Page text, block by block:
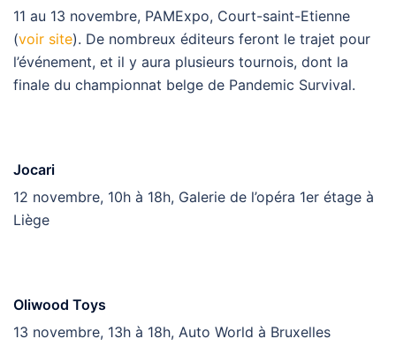
11 au 13 novembre, PAMExpo, Court-saint-Etienne
(voir site). De nombreux éditeurs feront le trajet pour
l’événement, et il y aura plusieurs tournois, dont la
finale du championnat belge de Pandemic Survival.
Jocari
12 novembre, 10h à 18h, Galerie de l’opéra 1er étage à
Liège
Oliwood Toys
13 novembre, 13h à 18h, Auto World à Bruxelles